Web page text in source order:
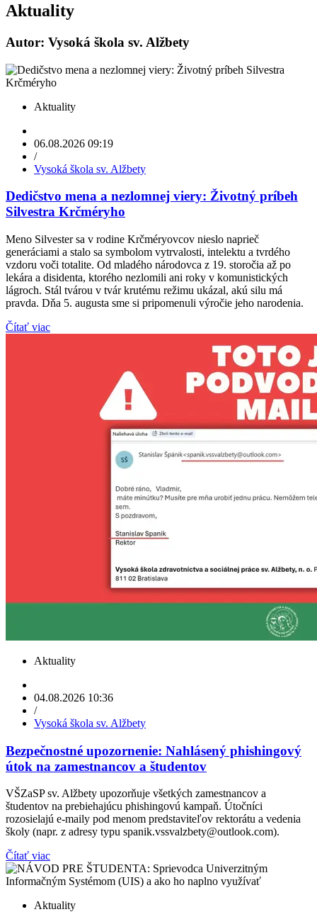
Aktuality
Autor: Vysoká škola sv. Alžbety
Aktuality
06.08.2026 09:19
/
Vysoká škola sv. Alžbety
Dedičstvo mena a nezlomnej viery: Životný príbeh
Silvestra Krčméryho
Meno Silvester sa v rodine Krčméryovcov nieslo naprieč
generáciami a stalo sa symbolom vytrvalosti, intelektu a tvrdého
vzdoru voči totalite. Od mladého národovca z 19. storočia až po
lekára a disidenta, ktorého nezlomili ani roky v komunistických
lágroch. Stál tvárou v tvár krutému režimu ukázal, akú silu má
pravda. Dňa 5. augusta sme si pripomenuli výročie jeho narodenia.
Čítať viac
Aktuality
04.08.2026 10:36
/
Vysoká škola sv. Alžbety
Bezpečnostné upozornenie: Nahlásený phishingový
útok na zamestnancov a študentov
VŠZaSP sv. Alžbety upozorňuje všetkých zamestnancov a
študentov na prebiehajúcu phishingovú kampaň. Útočníci
rozosielajú e-maily pod menom predstaviteľov rektorátu a vedenia
školy (napr. z adresy typu spanik.vssvalzbety@outlook.com).
Čítať viac
Aktuality